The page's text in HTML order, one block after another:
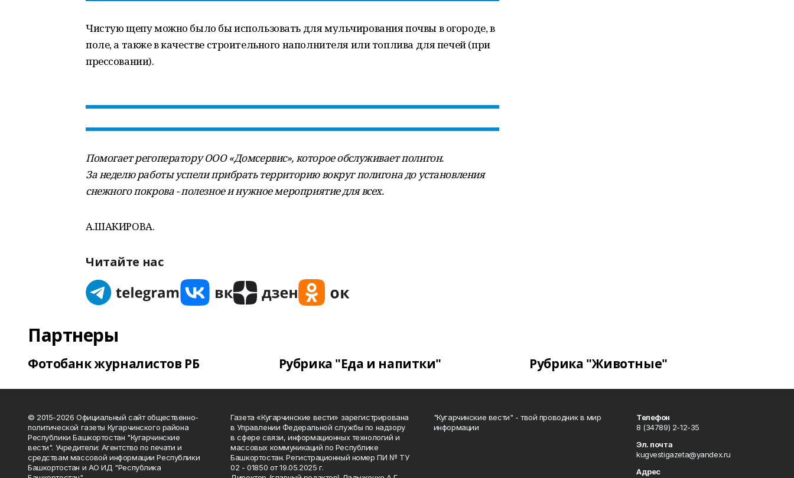
Чистую щепу можно было бы использовать для мульчирования почвы в огороде, в
поле, а также в качестве строительного наполнителя или топлива для печей (при
прессовании).
Помогает регоператору ООО «Домсервис», которое обслуживает полигон.
За неделю работы успели прибрать территорию вокруг полигона до установления
снежного покрова - полезное и нужное мероприятие для всех.
А.ШАКИРОВА.
Читайте нас
Партнеры
Фотобанк журналистов РБ Рубрика "Еда и напитки" Рубрика "Животные"
© 2015-2026 Официальный сайт общественно-
политической газеты Кугарчинского района
Республики Башкортостан "Кугарчинские
вести". Учредители: Агентство по печати и
средствам массовой информации Республики
Башкортостан и АО ИД "Республика
Газета «Кугарчинские вести» зарегистрирована
в Управлении Федеральной службы по надзору
в сфере связи, информационных технологий и
массовых коммуникаций по Республике
Башкортостан. Регистрационный номер ПИ № ТУ
02 - 01850 от 19.05.2025 г.
"Кугарчинские вести" - твой проводник в мир
информации
Телефон
8 (34789) 2-12-35
Эл. почта
kugvestigazeta@yandex.ru
Адрес